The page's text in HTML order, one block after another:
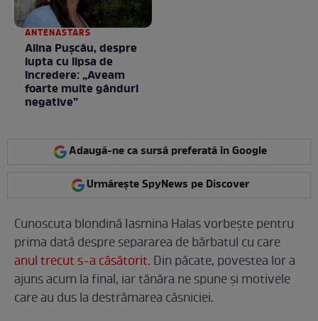
ANTENASTARS
Alina Pușcău, despre
lupta cu lipsa de
încredere: „Aveam
foarte multe gânduri
negative”
Adaugă-ne ca sursă preferată în Google
Urmărește SpyNews pe Discover
Cunoscuta blondină Iasmina Halas vorbește pentru
prima dată despre separarea de bărbatul cu care
anul trecut s-a căsătorit. Din păcate, povestea lor a
ajuns acum la final, iar tânăra ne spune și motivele
care au dus la destrămarea căsniciei.